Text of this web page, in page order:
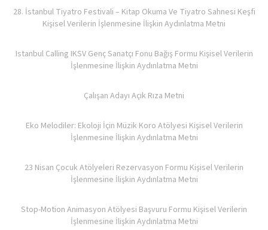
28. İstanbul Tiyatro Festivali – Kitap Okuma Ve Tiyatro Sahnesi Keşfi
Kişisel Verilerin İşlenmesine İlişkin Aydınlatma Metni
Istanbul Calling IKSV Genç Sanatçı Fonu Bağış Formu Kişisel Verilerin
İşlenmesine İlişkin Aydınlatma Metni
Çalışan Adayı Açık Rıza Metni
Eko Melodiler: Ekoloji İçin Müzik Koro Atölyesi Kişisel Verilerin
İşlenmesine İlişkin Aydınlatma Metni
23 Nisan Çocuk Atölyeleri Rezervasyon Formu Kişisel Verilerin
İşlenmesine İlişkin Aydınlatma Metni
Stop-Motion Animasyon Atölyesi Başvuru Formu Kişisel Verilerin
İşlenmesine İlişkin Aydınlatma Metni